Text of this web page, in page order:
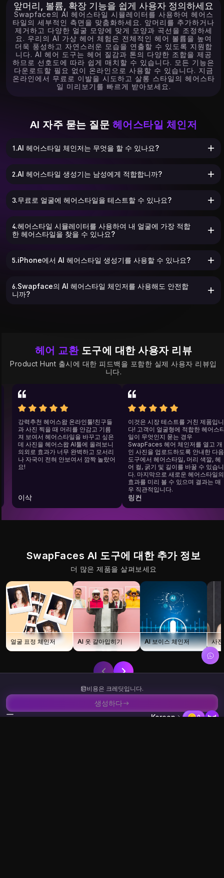
비용은 크레딧입니다.
생성하다
앞머리, 볼륨, 확장 기능을 쉽게 사용자 정의하세요
Swapface의 AI 헤어스타일 시뮬레이터를 사용하여 헤어스
타일의 세부적인 측면을 맞춤화하세요. 앞머리를 추가하거나
제거하고 다양한 얼굴 모양에 맞게 모양과 곡선을 조정하세
요. 우리의 AI 가상 헤어 체험은 전체적인 헤어 볼륨을 높여
더욱 풍성하고 자연스러운 모습을 연출할 수 있도록 지원합
니다. AI 헤어 도구는 헤어 질감과 톤의 다양한 조합을 제공
하므로 선호도에 따라 쉽게 매치할 수 있습니다. 모든 기능은
다운로드할 필요 없이 온라인으로 사용할 수 있습니다. 지금
온라인에서 무료로 이발을 시도하고 살롱 스타일의 헤어스타
일 미리보기를 빠르게 받아보세요.
AI 자주 묻는 질문 헤어스타일 체인저
1.AI 헤어스타일 체인저는 무엇을 할 수 있나요?
2.AI 헤어스타일 생성기는 남성에게 적합합니까?
3.무료로 얼굴에 헤어스타일을 테스트할 수 있나요?
4.헤어스타일 시뮬레이터를 사용하여 내 얼굴에 가장 적합
한 헤어스타일을 찾을 수 있나요?
5.iPhone에서 AI 헤어스타일 생성기를 사용할 수 있나요?
6.Swapface의 AI 헤어스타일 체인저를 사용해도 안전합
니까?
헤어 교환도구에 대한 사용자 리뷰
Product Hunt 출시에 대한 피드백을 포함한 실제 사용자 리뷰입
니다.
강력추천 헤어스왑 온라인툴!친구들
과 사진 찍을 때 머리를 안감고 기름
져 보여서 헤어스타일을 바꾸고 싶은
데 사진을 헤어스왑 AI툴에 올려보니
의외로 효과가 너무 완벽하고 모서리
나 자국이 전혀 안보여서 깜짝 놀랐어
이삭
이것은 시장 테스트를 거친 제
다! 고객이 얼굴형에 적합한 헤
일이 무엇인지 묻는 경우
SwapFaces 헤어 체인저를 열
인 사진을 업로드하도록 안내한
도구에서 헤어스타일, 머리 색깔
어 컬, 굵기 및 길이를 바꿀 수
다. 마지막으로 새로운 헤어스
효과를 미리 볼 수 있으며 결과
우 직관적입니다.
링컨
SwapFaces AI 도구에 대한 추가 정보
더 많은 제품을 살펴보세요
얼굴 표정 체인저 AI 옷 갈아입히기 AI 보이스 체인저 사
Korean 0